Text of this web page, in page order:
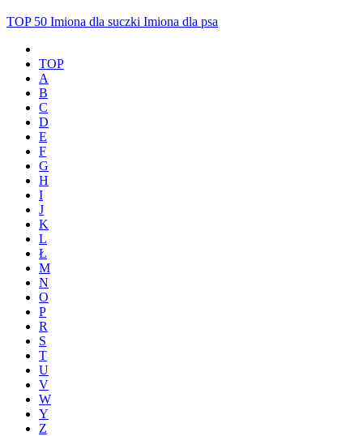
TOP 50 Imiona dla suczki Imiona dla psa
TOP
A
B
C
D
E
F
G
H
I
J
K
L
Ł
M
N
O
P
R
S
T
U
V
W
Y
Z